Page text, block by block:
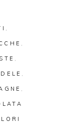
,
,
,
,
,